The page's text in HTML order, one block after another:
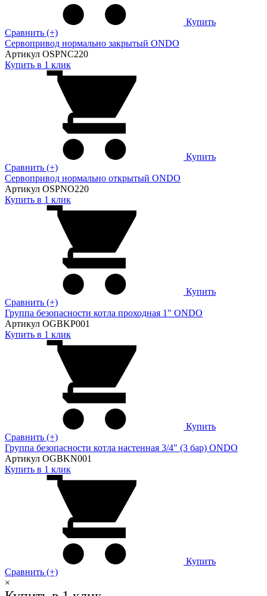
Купить
Сравнить (+)
Сервопривод нормально закрытый ONDO
Артикул OSPNC220
Купить в 1 клик
Купить
Сравнить (+)
Сервопривод нормально открытый ONDO
Артикул OSPNO220
Купить в 1 клик
Купить
Сравнить (+)
Группа безопасности котла проходная 1" ONDO
Артикул OGBKP001
Купить в 1 клик
Купить
Сравнить (+)
Группа безопасности котла настенная 3/4" (3 бар) ONDO
Артикул OGBKN001
Купить в 1 клик
Купить
Сравнить (+)
×